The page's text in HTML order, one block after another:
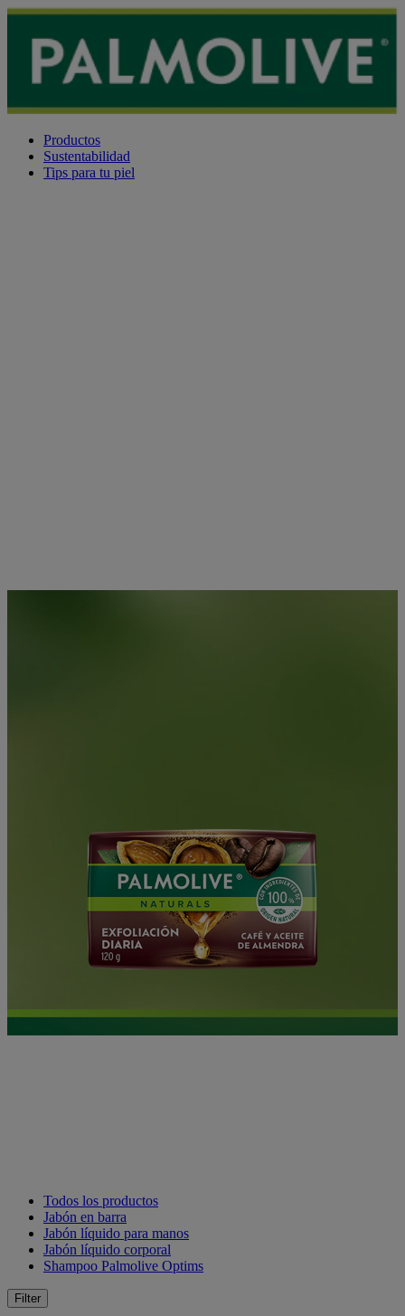
Productos
Sustentabilidad
Tips para tu piel
Todos los productos
Jabón en barra
Jabón líquido para manos
Jabón líquido corporal
Shampoo Palmolive Optims
Filter